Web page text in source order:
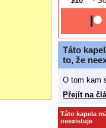
Táto
to, že
O tom kam
Přejít na
Táto kapela
neexistuje